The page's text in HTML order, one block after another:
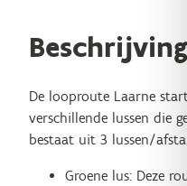
De looproute Laarne
verschillende lussen die
bestaat uit 3 lussen/
Groene lus: Deze